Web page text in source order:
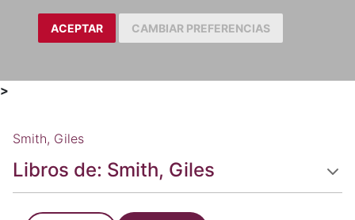
ACEPTAR CAMBIAR PREFERENCIAS
>
Smith, Giles
Libros de: Smith, Giles